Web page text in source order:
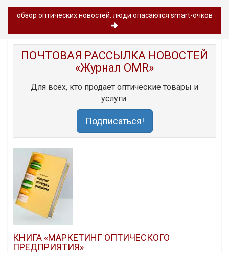
обзор oптических новостей. люди опасаются smart-очков
ПОЧТОВАЯ РАССЫЛКА НОВОСТЕЙ
«Журнал OMR»
Для всех, кто продает оптические товары и
услуги.
Подписаться!
КНИГА «МАРКЕТИНГ ОПТИЧЕСКОГО
ПРЕДПРИЯТИЯ»